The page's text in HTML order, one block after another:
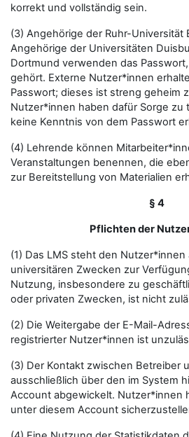
korrekt und vollständig sein.
(3) Angehörige der Ruhr-Universität
Angehörige der Universitäten
Dortmund verwenden das
gehört. Externe Nutzer*innen
Passwort; dieses ist streng geheim
Nutzer*innen haben dafür Sorge zu
keine Kenntnis von dem Passwort
(4) Lehrende können
Veranstaltungen benennen, die
zur Bereitstellung von Materialien
§ 4
Pflichten der
(1) Das LMS steht den
universitären Zwecken zur
Nutzung, insbesondere zu
oder privaten Zwecken, ist nicht
(2) Die Weitergabe der E-Mail-
registrierter Nutzer*innen ist
(3) Der Kontakt zwischen Betreiber
ausschließlich über den im System
Account abgewickelt. Nutzer*innen
unter diesem Account